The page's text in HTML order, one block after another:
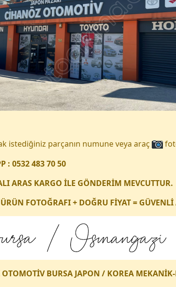
istediğiniz parçanın numune veya araç
: 0532 483 70 50
ARAS KARGO İLE GÖNDERİM MEVCUTTUR.
ÜRÜN FOTOĞRAFI + DOĞRU FİYAT = GÜVENLİ
BURSA JAPON / KOREA